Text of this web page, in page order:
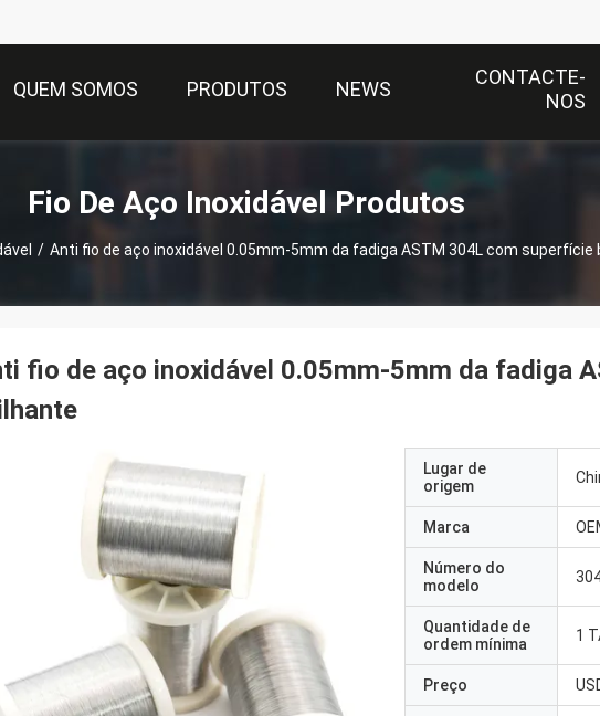
QUEM SOMOS PRODUTOS NEWS
CONTACTE-
NOS
Fio De Aço Inoxidável Produtos
/ Anti fio de aço inoxidável 0.05mm-5mm da fadiga ASTM 304L com superfície
fio de aço inoxidável 0.05mm-5mm da fadiga
Lugar de
origem
Marca
Número do
modelo
Quantidade de
ordem mínima
1
Preço